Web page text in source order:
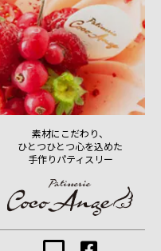
素材にこだわり、
ひとつひとつ心を込めた
手作りパティスリー